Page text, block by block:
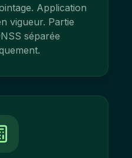
Application
vigueur. Partie
séparée